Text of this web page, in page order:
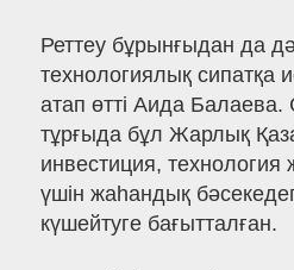
Реттеу бұрынғыдан да
технологиялық сипатқа
атап өтті Аида Балаева.
тұрғыда бұл Жарлық
инвестиция,
үшін жаһандық
күшейтуге бағытталған.